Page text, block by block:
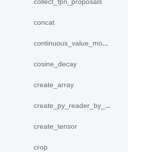
collect_fpn_proposals
concat
continuous_value_model
cosine_decay
create_array
create_py_reader_by_data
create_tensor
crop